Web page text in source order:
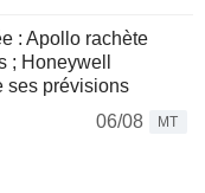
: Apollo rachète
; Honeywell
ses prévisions
06/08
MT